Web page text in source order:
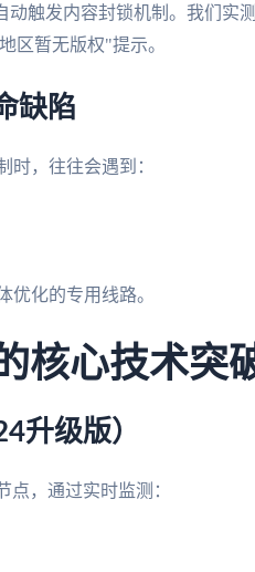
动触发内容封锁机制。我们实
区暂无版权"提示。
缺陷
时，往往会遇到：
优化的专用线路。
核心技术突
升级版）
点，通过实时监测：